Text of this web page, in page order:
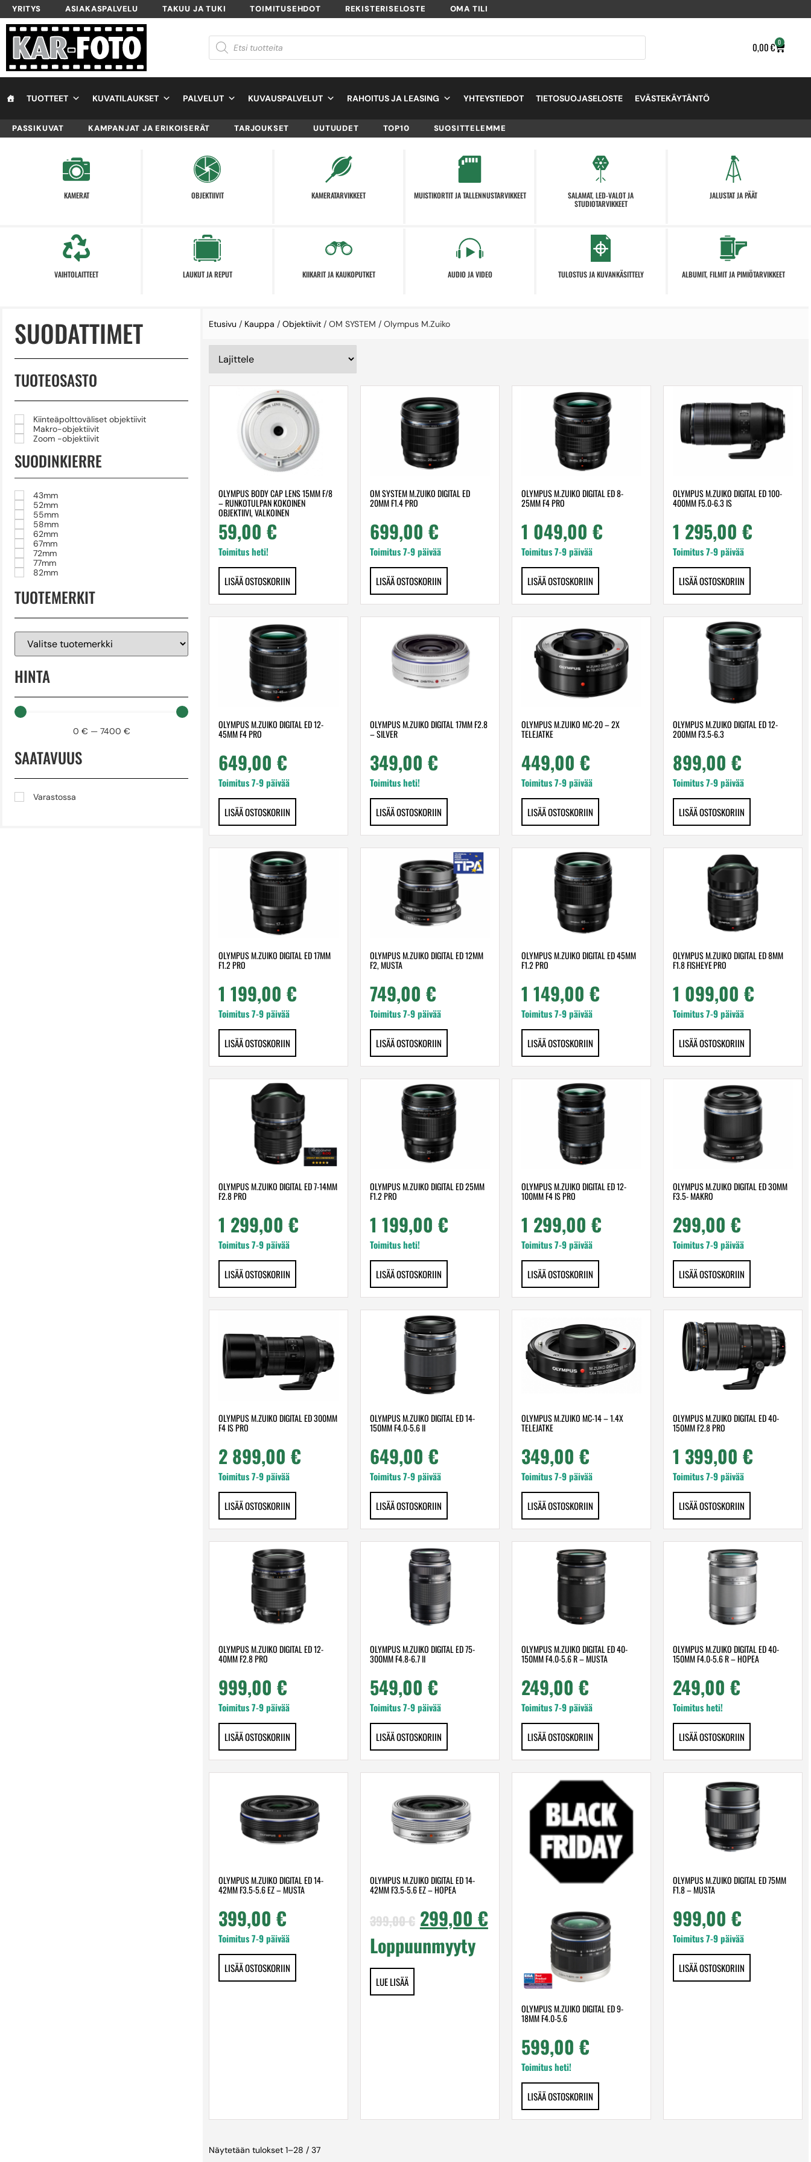
YRITYS ASIAKASPALVELU TAKUU JA TUKI TOIMITUSEHDOT REKISTERISELOSTE OMA TILI
0,00€ 0
TUOTTEET KUVATILAUKSET PALVELUT KUVAUSPALVELUT RAHOITUS JA LEASING YHTEYSTIEDOT TIETOSUOJASELOSTE EVÄSTEKÄYTÄNTÖ
PASSIKUVAT KAMPANJAT JA ERIKOISERÄT TARJOUKSET UUTUUDET TOP10 SUOSITTELEMME
KAMERAT OBJEKTIIVIT KAMERATARVIKKEET MUISTIKORTIT JA TALLENNUSTARVIKKEET
SALAMAT, LED-VALOT JA
STUDIOTARVIKKEET
JALUSTAT JA PÄÄT
VAIHTOLAITTEET LAUKUT JA REPUT KIIKARIT JA KAUKOPUTKET AUDIO JA VIDEO TULOSTUS JA KUVANKÄSITTELY ALBUMIT, FILMIT JA PIMIÖTARVIKKEET
SUODATTIMET
TUOTEOSASTO
Kiinteäpolttoväliset objektiivit
Makro-objektiivit
Zoom -objektiivit
SUODINKIERRE
43mm
52mm
55mm
58mm
62mm
67mm
72mm
77mm
82mm
TUOTEMERKIT
HINTA
0 € — 7400 €
SAATAVUUS
Varastossa
Etusivu / Kauppa / Objektiivit / OM SYSTEM / Olympus M.Zuiko
OLYMPUS BODY CAP LENS 15MM F/8
– RUNKOTULPAN KOKOINEN
OBJEKTIIVI, VALKOINEN
59,00 €
Toimitus heti!
LISÄÄ OSTOSKORIIN
OM SYSTEM M.ZUIKO DIGITAL ED
20MM F1.4 PRO
699,00 €
Toimitus 7-9 päivää
LISÄÄ OSTOSKORIIN
OLYMPUS M.ZUIKO DIGITAL ED 8-
25MM F4 PRO
1 049,00 €
Toimitus 7-9 päivää
LISÄÄ OSTOSKORIIN
OLYMPUS M.ZUIKO DIGITAL ED 100-
400MM F5.0-6.3 IS
1 295,00 €
Toimitus 7-9 päivää
LISÄÄ OSTOSKORIIN
OLYMPUS M.ZUIKO DIGITAL ED 12-
45MM F4 PRO
649,00 €
Toimitus 7-9 päivää
LISÄÄ OSTOSKORIIN
OLYMPUS M.ZUIKO DIGITAL 17MM F2.8
– SILVER
349,00 €
Toimitus heti!
LISÄÄ OSTOSKORIIN
OLYMPUS M.ZUIKO MC-20 – 2X
TELEJATKE
449,00 €
Toimitus 7-9 päivää
LISÄÄ OSTOSKORIIN
OLYMPUS M.ZUIKO DIGITAL ED 12-
200MM F3.5-6.3
899,00 €
Toimitus 7-9 päivää
LISÄÄ OSTOSKORIIN
OLYMPUS M.ZUIKO DIGITAL ED 17MM
F1.2 PRO
1 199,00 €
Toimitus 7-9 päivää
LISÄÄ OSTOSKORIIN
OLYMPUS M.ZUIKO DIGITAL ED 12MM
F2, MUSTA
749,00 €
Toimitus 7-9 päivää
LISÄÄ OSTOSKORIIN
OLYMPUS M.ZUIKO DIGITAL ED 45MM
F1.2 PRO
1 149,00 €
Toimitus 7-9 päivää
LISÄÄ OSTOSKORIIN
OLYMPUS M.ZUIKO DIGITAL ED 8MM
F1.8 FISHEYE PRO
1 099,00 €
Toimitus 7-9 päivää
LISÄÄ OSTOSKORIIN
OLYMPUS M.ZUIKO DIGITAL ED 7-14MM
F2.8 PRO
1 299,00 €
Toimitus 7-9 päivää
LISÄÄ OSTOSKORIIN
OLYMPUS M.ZUIKO DIGITAL ED 25MM
F1.2 PRO
1 199,00 €
Toimitus heti!
LISÄÄ OSTOSKORIIN
OLYMPUS M.ZUIKO DIGITAL ED 12-
100MM F4 IS PRO
1 299,00 €
Toimitus 7-9 päivää
LISÄÄ OSTOSKORIIN
OLYMPUS M.ZUIKO DIGITAL ED 30MM
F3.5- MAKRO
299,00 €
Toimitus 7-9 päivää
LISÄÄ OSTOSKORIIN
OLYMPUS M.ZUIKO DIGITAL ED 300MM
F4 IS PRO
2 899,00 €
Toimitus 7-9 päivää
LISÄÄ OSTOSKORIIN
OLYMPUS M.ZUIKO DIGITAL ED 14-
150MM F4.0-5.6 II
649,00 €
Toimitus 7-9 päivää
LISÄÄ OSTOSKORIIN
OLYMPUS M.ZUIKO MC-14 – 1.4X
TELEJATKE
349,00 €
Toimitus 7-9 päivää
LISÄÄ OSTOSKORIIN
OLYMPUS M.ZUIKO DIGITAL ED 40-
150MM F2.8 PRO
1 399,00 €
Toimitus 7-9 päivää
LISÄÄ OSTOSKORIIN
OLYMPUS M.ZUIKO DIGITAL ED 12-
40MM F2.8 PRO
999,00 €
Toimitus 7-9 päivää
LISÄÄ OSTOSKORIIN
OLYMPUS M.ZUIKO DIGITAL ED 75-
300MM F4.8-6.7 II
549,00 €
Toimitus 7-9 päivää
LISÄÄ OSTOSKORIIN
OLYMPUS M.ZUIKO DIGITAL ED 40-
150MM F4.0-5.6 R – MUSTA
249,00 €
Toimitus 7-9 päivää
LISÄÄ OSTOSKORIIN
OLYMPUS M.ZUIKO DIGITAL ED 40-
150MM F4.0-5.6 R – HOPEA
249,00 €
Toimitus heti!
LISÄÄ OSTOSKORIIN
OLYMPUS M.ZUIKO DIGITAL ED 14-
42MM F3.5-5.6 EZ – MUSTA
399,00 €
Toimitus 7-9 päivää
LISÄÄ OSTOSKORIIN
OLYMPUS M.ZUIKO DIGITAL ED 14-
42MM F3.5-5.6 EZ – HOPEA
399,00€ 299,00 €
Loppuunmyyty
LUE LISÄÄ
OLYMPUS M.ZUIKO DIGITAL ED 9-
18MM F4.0-5.6
599,00 €
Toimitus heti!
LISÄÄ OSTOSKORIIN
OLYMPUS M.ZUIKO DIGITAL ED 75MM
F1.8 – MUSTA
999,00 €
Toimitus 7-9 päivää
LISÄÄ OSTOSKORIIN
Näytetään tulokset 1–28 / 37